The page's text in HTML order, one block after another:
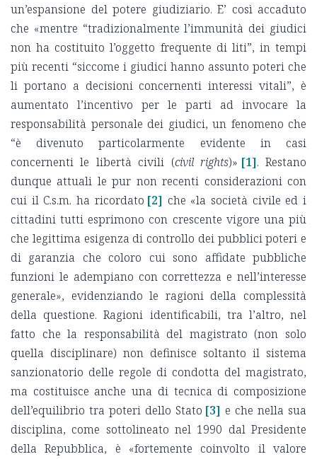
un’espansione del potere giudiziario. E’ così accaduto
che «mentre “tradizionalmente l’immunità dei giudici
non ha costituito l’oggetto frequente di liti”, in tempi
più recenti “siccome i giudici hanno assunto poteri che
li portano a decisioni concernenti interessi vitali”, è
aumentato l’incentivo per le parti ad invocare la
responsabilità personale dei giudici, un fenomeno che
“è divenuto particolarmente evidente in casi
concernenti le libertà civili (civil rights)» [1]. Restano
dunque attuali le pur non recenti considerazioni con
cui il C.s.m. ha ricordato [2] che «la società civile ed i
cittadini tutti esprimono con crescente vigore una più
che legittima esigenza di controllo dei pubblici poteri e
di garanzia che coloro cui sono affidate pubbliche
funzioni le adempiano con correttezza e nell’interesse
generale», evidenziando le ragioni della complessità
della questione. Ragioni identificabili, tra l’altro, nel
fatto che la responsabilità del magistrato (non solo
quella disciplinare) non definisce soltanto il sistema
sanzionatorio delle regole di condotta del magistrato,
ma costituisce anche una di tecnica di composizione
dell’equilibrio tra poteri dello Stato [3] e che nella sua
disciplina, come sottolineato nel 1990 dal Presidente
della Repubblica, è «fortemente coinvolto il valore